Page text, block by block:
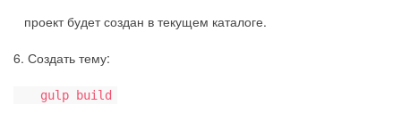
проект будет создан в текущем каталоге.
6. Создать тему:
gulp build